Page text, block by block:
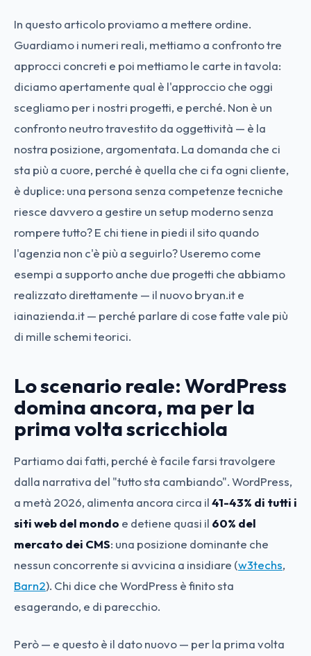
In questo articolo proviamo a mettere ordine.
Guardiamo i numeri reali, mettiamo a confronto tre
approcci concreti e poi mettiamo le carte in tavola:
diciamo apertamente qual è l'approccio che oggi
scegliamo per i nostri progetti, e perché. Non è un
confronto neutro travestito da oggettività — è la
nostra posizione, argomentata. La domanda che ci
sta più a cuore, perché è quella che ci fa ogni cliente,
è duplice: una persona senza competenze tecniche
riesce davvero a gestire un setup moderno senza
rompere tutto? E chi tiene in piedi il sito quando
l'agenzia non c'è più a seguirlo? Useremo come
esempi a supporto anche due progetti che abbiamo
realizzato direttamente — il nuovo bryan.it e
iainazienda.it — perché parlare di cose fatte vale più
di mille schemi teorici.
Lo scenario reale: WordPress
domina ancora, ma per la
prima volta scricchiola
Partiamo dai fatti, perché è facile farsi travolgere
dalla narrativa del "tutto sta cambiando". WordPress,
a metà 2026, alimenta ancora circa il41-43% di tutti i
siti web del mondo e detiene quasi il 60% del
mercato dei CMS: una posizione dominante che
nessun concorrente si avvicina a insidiare (w3techs,
Barn2). Chi dice che WordPress è finito sta
esagerando, e di parecchio.
Però — e questo è il dato nuovo — per la prima volta